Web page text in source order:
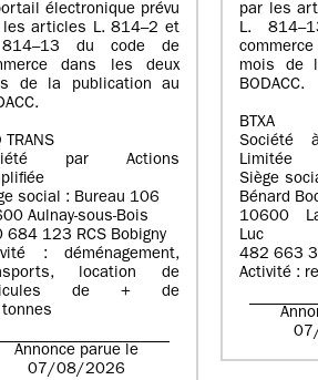
électronique prévu
les articles L. 814–2 et
du code de
dans les deux
de la publication au
TRANS
par Actions
social : Bureau 106
Aulnay-sous-Bois
684 123 RCS Bobigny
: déménagement,
location de
de + de
Annonce parue le
07/08/2026
par les
L.
mois de
BODACC.
BTXA
Société
Limitée
Siège
Bénard
10600
Luc
482 663
Activité :